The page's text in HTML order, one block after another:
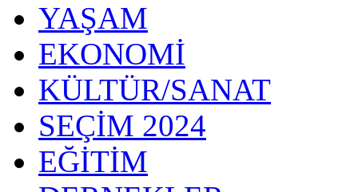
YAŞAM
EKONOMİ
KÜLTÜR/SANAT
SEÇİM 2024
EĞİTİM